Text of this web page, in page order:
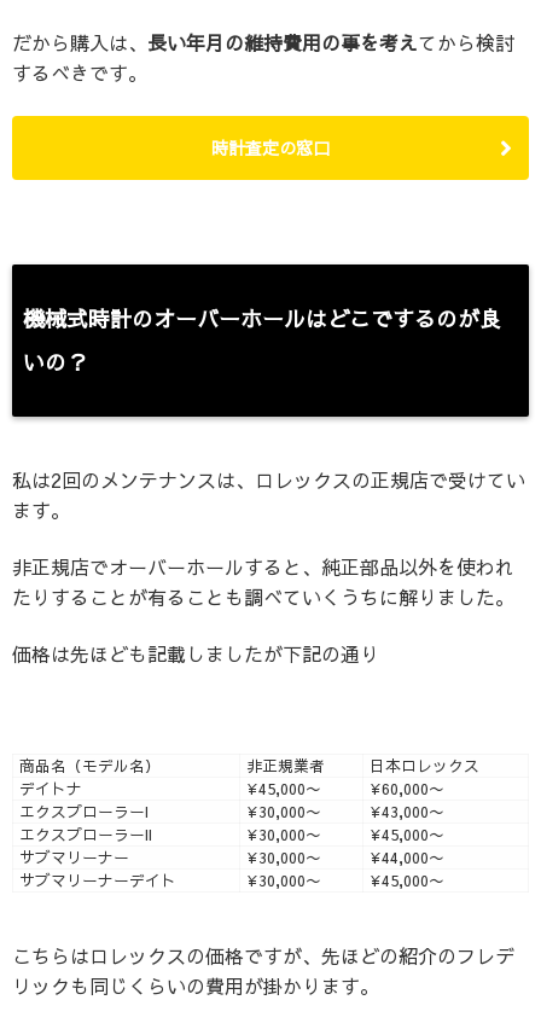
だから購入は、 長い年月の維持費用の事を考えてから検討
するべきです。
時計査定の窓口
機械式時計のオーバーホールはどこでするのが良
いの？
私は2回のメンテナンスは、ロレックスの正規店で受けてい
ます。
非正規店でオーバーホールすると、純正部品以外を使われ
たりすることが有ることも調べていくうちに解りました。
価格は先ほども記載しましたが下記の通り
商品名（モデル名） 非正規業者
日本ロレックス
デイトナ
¥45,000〜
¥60,000〜
エクスプローラーI
¥30,000〜
¥43,000〜
エクスプローラーII
¥30,000〜
¥45,000〜
サブマリーナー
¥30,000〜
¥44,000〜
サブマリーナーデイト
¥30,000〜 ¥45,000〜
こちらはロレックスの価格ですが、先ほどの紹介のフレデ
リックも同じくらいの費用が掛かります。